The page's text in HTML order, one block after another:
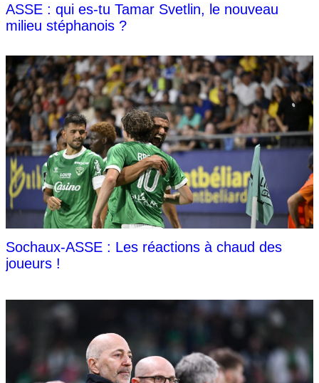
ASSE : qui es-tu Tamar Svetlin, le nouveau
milieu stéphanois ?
Sochaux-ASSE : Les réactions à chaud des
joueurs !